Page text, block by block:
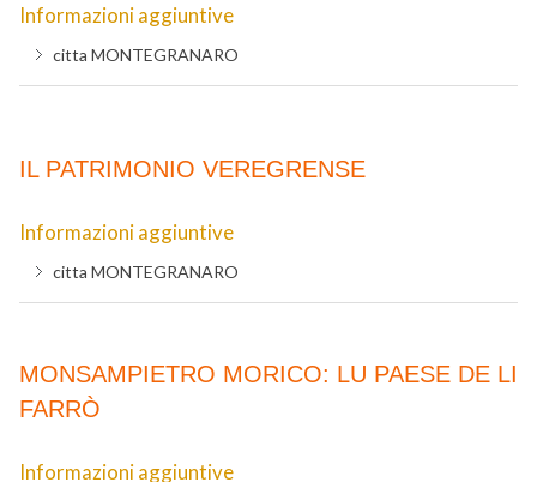
Informazioni aggiuntive
citta MONTEGRANARO
IL PATRIMONIO VEREGRENSE
Informazioni aggiuntive
citta MONTEGRANARO
MONSAMPIETRO MORICO: LU PAESE DE LI
FARRÒ
Informazioni aggiuntive